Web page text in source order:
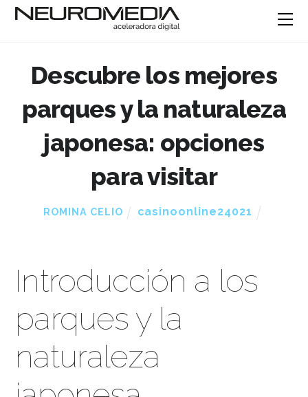
Descubre los mejores
parques y la naturaleza
japonesa: opciones
para visitar
ROMINA CELIO casinoonline24021
Introducción a los
parques y la
naturaleza